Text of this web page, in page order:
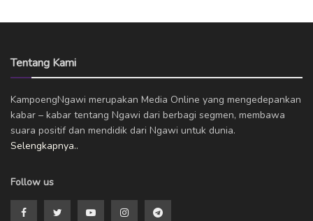
Tentang Kami
KampoengNgawi merupakan Media Online yang mengedepankan
kabar – kabar tentang Ngawi dari berbagi segmen, membawa
suara positif dan mendidik dari Ngawi untuk dunia.
Selengkapnya..
Follow us